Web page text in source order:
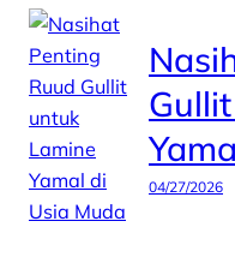
04/27/2026